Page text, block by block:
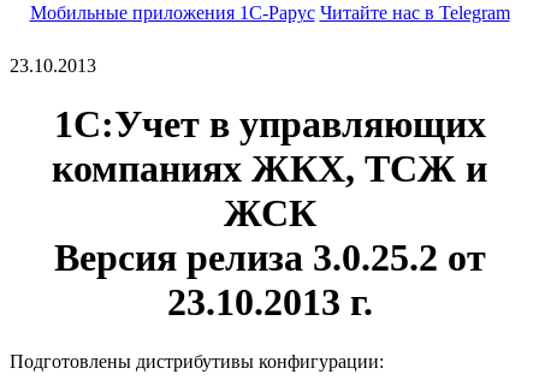
Мобильные приложения 1С-Рарус Читайте нас в Telegram
23.10.2013
1С:Учет в управляющих
компаниях ЖКХ, ТСЖ и
ЖСК
Версия релиза 3.0.25.2 от
23.10.2013 г.
Подготовлены дистрибутивы конфигурации: